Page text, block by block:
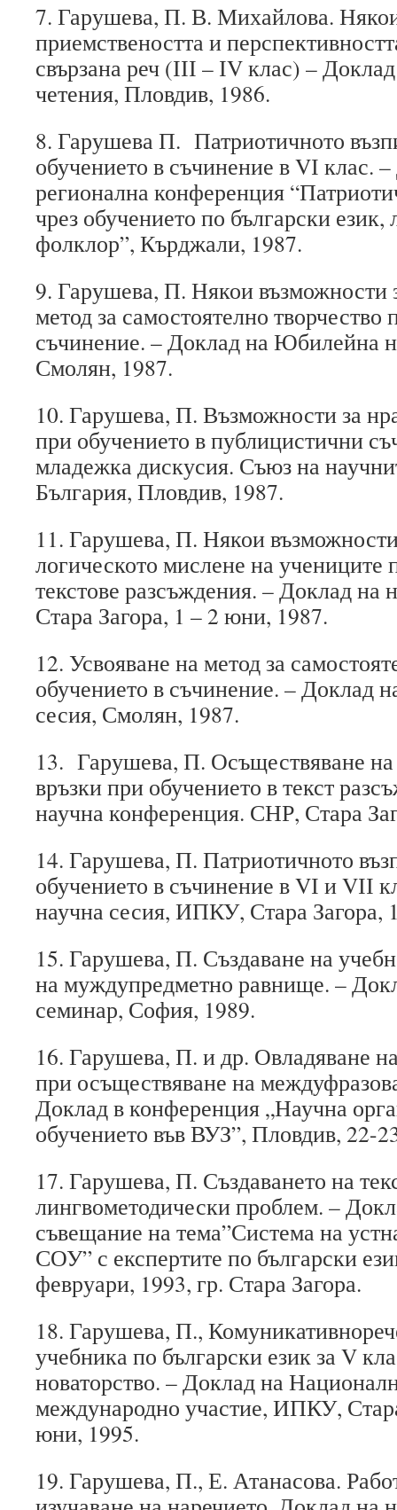
7. Гарушева, П. В. Михайлова.
приемствеността и
свързана реч (ІІІ – ІV клас) –
четения, Пловдив, 1986.
8. Гарушева П. Патриотичното
обучението в съчинение в VІ клас.
регионална конференция
чрез обучението по български език,
фолклор”, Кърджали, 1987.
9. Гарушева, П. Някои възможности
метод за самостоятелно творчество
съчинение. – Доклад на Юбилейна
Смолян, 1987.
10. Гарушева, П. Възможности за
при обучението в публицистични
младежка дискусия. Съюз на
България, Пловдив, 1987.
11. Гарушева, П. Някои
логическото мислене на учениците
текстове разсъждения. – Доклад
Стара Загора, 1 – 2 юни, 1987.
12. Усвояване на метод за
обучението в съчинение. – Доклад
сесия, Смолян, 1987.
13. Гарушева, П. Осъществяване
връзки при обучението в текст
научна конференция. СНР, Стара
14. Гарушева, П. Патриотичното
обучението в съчинение в VІ и VІІ
научна сесия, ИПКУ, Стара Загора,
15. Гарушева, П. Създаване на
на муждупредметно равнище. –
семинар, София, 1989.
16. Гарушева, П. и др. Овладяване
при осъществяване на
Доклад в конференция „Научна
обучението във ВУЗ”, Пловдив, 22-
17. Гарушева, П. Създаването на
лингвометодически проблем. –
съвещание на тема”Система на
СОУ” с експертите по български
февруари, 1993, гр. Стара Загора.
18. Гарушева, П.,
учебника по български език за V
новаторство. – Доклад на
международно участие, ИПКУ,
юни, 1995.
19. Гарушева, П., Е. Атанасова.